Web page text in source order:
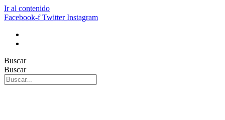
Ir al contenido
Facebook-f Twitter Instagram
Buscar
Buscar